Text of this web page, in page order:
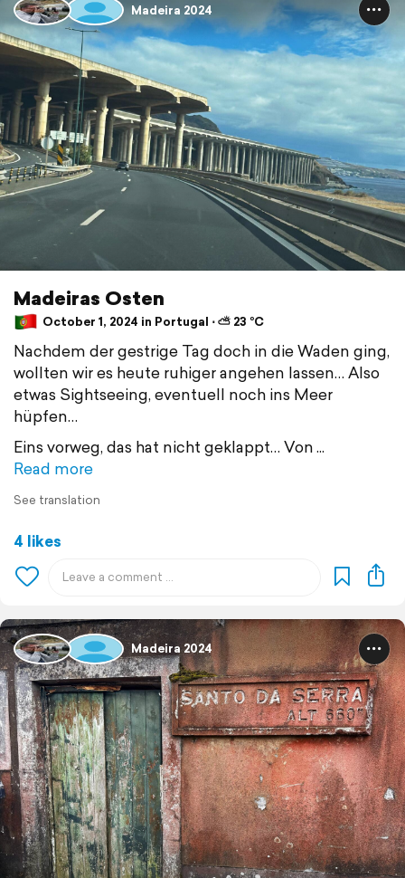
Madeira 2024
Madeiras Osten
October 1, 2024 in Portugal ⋅ ⛅ 23 °C
Nachdem der gestrige Tag doch in die Waden ging,
wollten wir es heute ruhiger angehen lassen… Also
etwas Sightseeing, eventuell noch ins Meer
hüpfen…
Eins vorweg, das hat nicht geklappt… Von
Read more
See translation
4 likes
Madeira 2024